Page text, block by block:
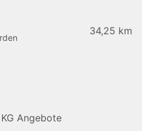
34,25 km
Angebote